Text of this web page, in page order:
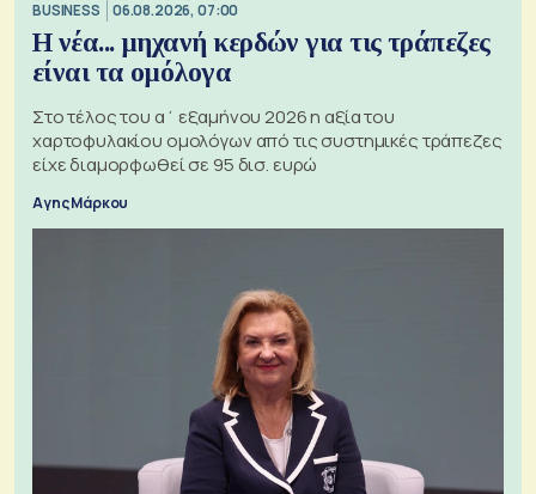
BUSINESS 06.08.2026, 07:00
Η νέα... μηχανή κερδών για τις τράπεζες
είναι τα ομόλογα
Στο τέλος του α΄ εξαμήνου 2026 η αξία του
χαρτοφυλακίου ομολόγων από τις συστημικές τράπεζες
είχε διαμορφωθεί σε 95 δισ. ευρώ
Αγης Μάρκου